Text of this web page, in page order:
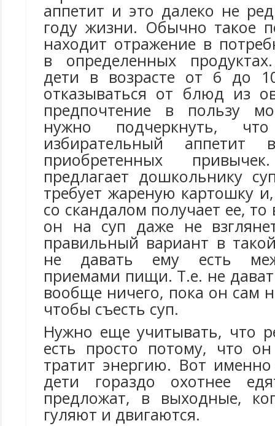
аппетит и это далеко не
году жизни. Обычно такое
находит отражение в
в определенных
дети в возрасте от 6 до
отказываться от блюд из
предпочтение в пользу
нужно подчеркнуть,
избирательный аппетит
приобретенных
предлагает дошкольнику
требует жареную картошку
со скандалом получает ее,
он на суп даже не
правильный вариант в
не давать ему есть
приемами пищи. Т.е. не
вообще ничего, пока он сам
чтобы съесть суп.
Нужно еще учитывать, что
есть просто потому, что
тратит энергию. Вот
дети гораздо охотнее
предложат, в выходные,
гуляют и двигаются.